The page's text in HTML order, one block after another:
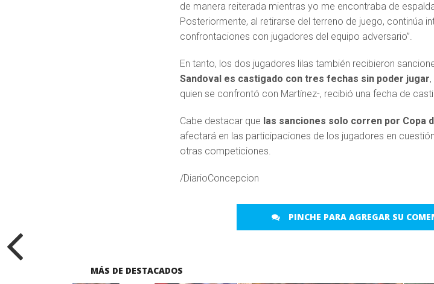
de manera reiterada mientras yo me encontraba de
Posteriormente, al retirarse del terreno de juego, continúa
confrontaciones con jugadores del equipo adversario”.
En tanto, los dos jugadores lilas también recibieron
Sandoval es castigado con tres fechas sin poder jugar
quien se confrontó con Martínez-, recibió una fecha de
Cabe destacar que las sanciones solo corren por Copa
afectará en las participaciones de los jugadores en
otras competiciones.
/DiarioConcepcion
PINCHE PARA AGREGAR SU
MÁS DE DESTACADOS